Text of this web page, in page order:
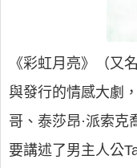
《彩虹月亮》（又
與發行的情感大劇
哥、泰莎昂·派索克
要講述了男主人公